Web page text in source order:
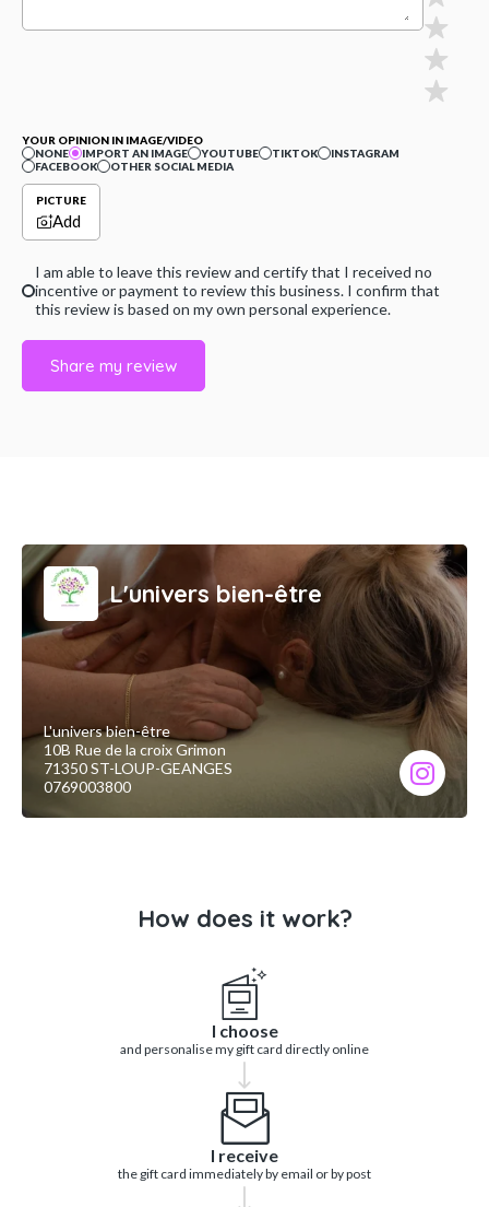
YOUR OPINION IN IMAGE/VIDEO
NONE
IMPORT AN IMAGE YOUTUBE TIKTOK
INSTAGRAM
FACEBOOK
OTHER SOCIAL MEDIA
PICTURE
Add
I am able to leave this review and certify that I received no
incentive or payment to review this business. I confirm that
this review is based on my own personal experience.
Share my review
L'univers bien-être
L'univers bien-être
10B Rue de la croix Grimon
71350 ST-LOUP-GEANGES
0769003800
How does it work?
I choose
and personalise my gift card directly online
I receive
the gift card immediately by email or by post